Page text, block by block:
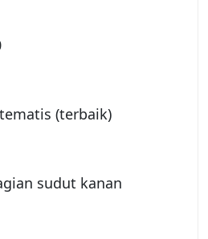
(terbaik)
sudut kanan